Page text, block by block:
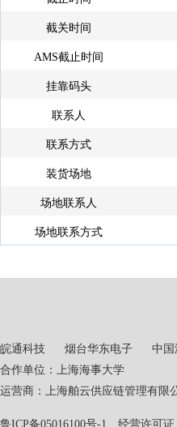
截关时间
AMS截止时间
挂靠码头
联系人
联系方式
装货场地
场地联系人
场地联系方式
皖通科技 烟台华东电子 中国
合作单位：上海海事大学
运营商：上海舶云供应链管
鲁ICP备05016100号-1 经营许可证